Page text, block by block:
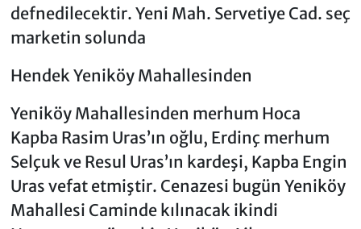
defnedilecektir. Yeni Mah. Servetiye Cad. seç
marketin solunda
Hendek Yeniköy Mahallesinden
Yeniköy Mahallesinden merhum Hoca
Kapba Rasim Uras’ın oğlu, Erdinç merhum
Selçuk ve Resul Uras’ın kardeşi, Kapba Engin
Uras vefat etmiştir. Cenazesi bugün Yeniköy
Mahallesi Caminde kılınacak ikindi